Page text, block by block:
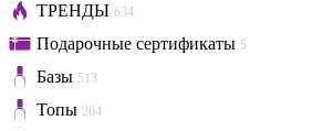
ТРЕНДЫ 634
Подарочные сертификаты 5
Базы 513
Топы 204